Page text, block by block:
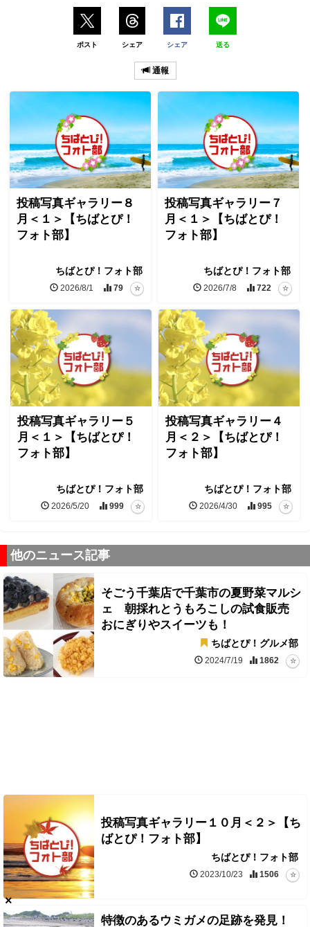
ポスト シェア シェア 送る
通報
投稿写真ギャラリー８
月＜１＞【ちばとぴ！
フォト部】
ちばとぴ！フォト部
2026/8/1 79
投稿写真ギャラリー７
月＜１＞【ちばとぴ！
フォト部】
ちばとぴ！フォト部
2026/7/8 722
投稿写真ギャラリー５
月＜１＞【ちばとぴ！
フォト部】
ちばとぴ！フォト部
2026/5/20 999
投稿写真ギャラリー４
月＜２＞【ちばとぴ！
フォト部】
ちばとぴ！フォト部
2026/4/30 995
他のニュース記事
そごう千葉店で千葉市の夏野菜マルシ
ェ 朝採れとうもろこしの試食販売
おにぎりやスイーツも！
ちばとぴ！グルメ部
2024/7/19 1862
投稿写真ギャラリー１０月＜２＞【ち
ばとぴ！フォト部】
ちばとぴ！フォト部
2023/10/23 1506
特徴のあるウミガメの足跡を発見！
×